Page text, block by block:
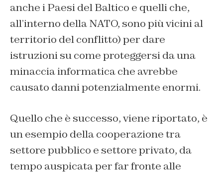
anche i Paesi del Baltico e quelli che,
all’interno della NATO, sono più vicini al
territorio del conflitto) per dare
istruzioni su come proteggersi da una
minaccia informatica che avrebbe
causato danni potenzialmente enormi.
Quello che è successo, viene riportato, è
un esempio della cooperazione tra
settore pubblico e settore privato, da
tempo auspicata per far fronte alle